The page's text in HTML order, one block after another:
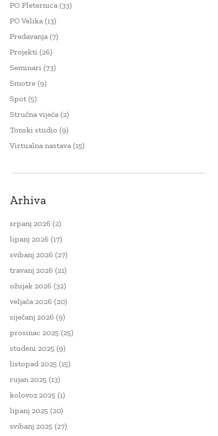
PO Pleternica (33)
PO Velika (13)
Predavanja (7)
Projekti (26)
Seminari (73)
Smotre (9)
Spot(5)
Stručna vijeća (2)
Tonski studio (9)
Virtualna nastava (15)
Arhiva
srpanj 2026 (2)
lipanj 2026 (17)
svibanj 2026 (27)
travanj 2026 (21)
ožujak 2026 (32)
veljača 2026 (20)
siječanj 2026 (9)
prosinac 2025 (25)
studeni 2025 (9)
listopad 2025 (15)
rujan 2025 (13)
kolovoz 2025 (1)
lipanj 2025 (20)
svibanj 2025 (27)